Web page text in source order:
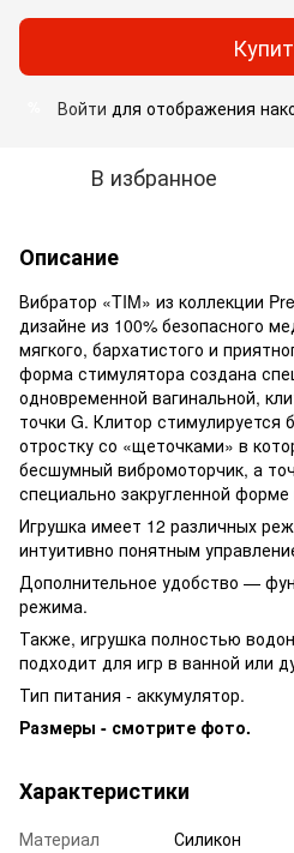
Войти для отображения
В избранное
Описание
Вибратор «TIM» из коллекции
дизайне из 100% безопасного
мягкого, бархатистого и
форма стимулятора создана
одновременной вагинальной,
точки G. Клитор стимулируется
отростку со «щеточками» в
бесшумный вибромоторчик, а
специально закругленной форме
Игрушка имеет 12 различных
интуитивно понятным
Дополнительное удобство —
режима.
Также, игрушка полностью
подходит для игр в ванной или
Тип питания - аккумулятор.
Размеры - смотрите фото.
Характеристики
Материал
Силикон